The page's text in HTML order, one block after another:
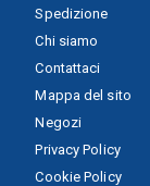
Spedizione
Chi siamo
Contattaci
Mappa del sito
Negozi
Privacy Policy
Cookie Policy